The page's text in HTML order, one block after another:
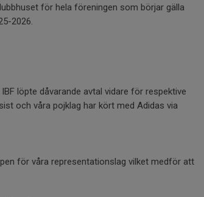
för hela föreningen som börjar gälla
2026.
löpte dåvarande avtal vidare för respektive
och våra pojklag har kört med Adidas via
för våra representationslag vilket medför att